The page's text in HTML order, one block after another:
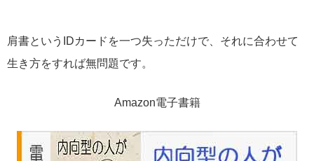
肩書というIDカードを一つ失っただけで、それに合わせて
生き方をすれば無問題です。
Amazon電子書籍